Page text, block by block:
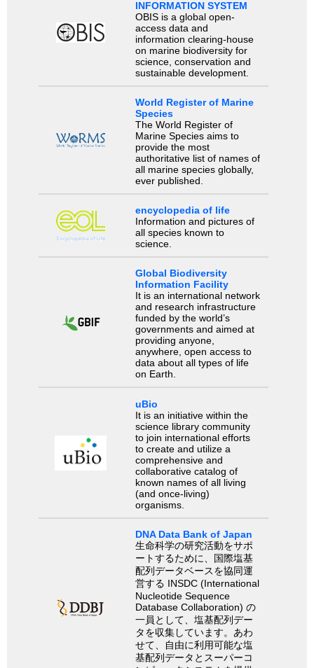
INFORMATION SYSTEM
OBIS is a global open-
access data and
information clearing-house
on marine biodiversity for
science, conservation and
sustainable development.
World Register of Marine
Species
The World Register of
Marine Species aims to
provide the most
authoritative list of names of
all marine species globally,
ever published.
encyclopedia of life
Information and pictures of
all species known to
science.
Global Biodiversity
Information Facility
It is an international network
and research infrastructure
funded by the world’s
governments and aimed at
providing anyone,
anywhere, open access to
data about all types of life
on Earth.
uBio
It is an initiative within the
science library community
to join international efforts
to create and utilize a
comprehensive and
collaborative catalog of
known names of all living
(and once-living)
organisms.
DNA Data Bank of Japan
生命科学の研究活動をサポ
ートするために、国際塩基
配列データベースを協同運
営する INSDC (International
Nucleotide Sequence
Database Collaboration) の
一員として、塩基配列デー
タを収集しています。あわ
せて、自由に利用可能な塩
基配列データとスーパーコ